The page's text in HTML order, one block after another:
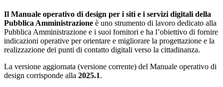
Il Manuale operativo di design per i siti e i servizi digitali della
Pubblica Amministrazione è uno strumento di lavoro dedicato alla
Pubblica Amministrazione e i suoi fornitori e ha l’obiettivo di fornire
indicazioni operative per orientare e migliorare la progettazione e la
realizzazione dei punti di contatto digitali verso la cittadinanza.
La versione aggiornata (versione corrente) del Manuale operativo di
design corrisponde alla 2025.1.